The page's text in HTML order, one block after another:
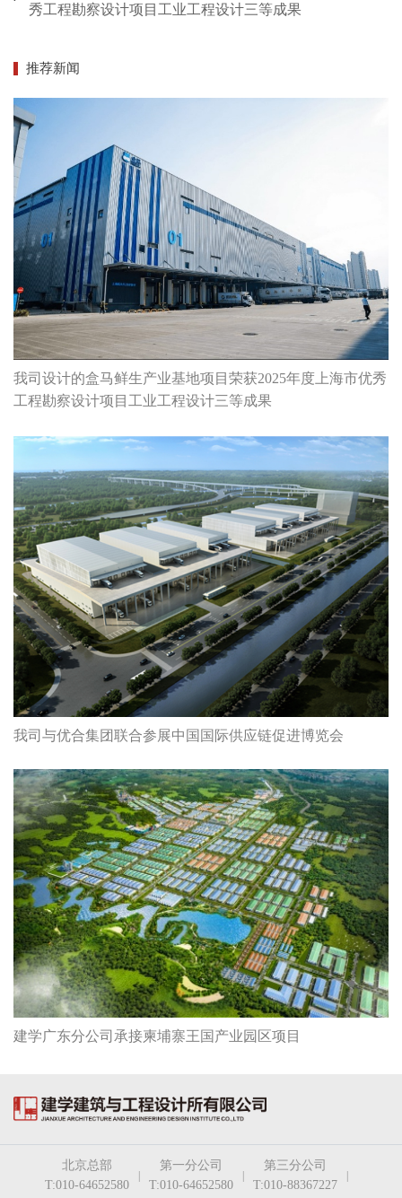
秀工程勘察设计项目工业工程设计三等成果
推荐新闻
我司设计的盒马鲜生产业基地项目荣获2025年度上海市优秀
工程勘察设计项目工业工程设计三等成果
我司与优合集团联合参展中国国际供应链促进博览会
建学广东分公司承接柬埔寨王国产业园区项目
北京总部
T:010-64652580
|
第一分公司
T:010-64652580
|
第三分公司
T:010-88367227
|